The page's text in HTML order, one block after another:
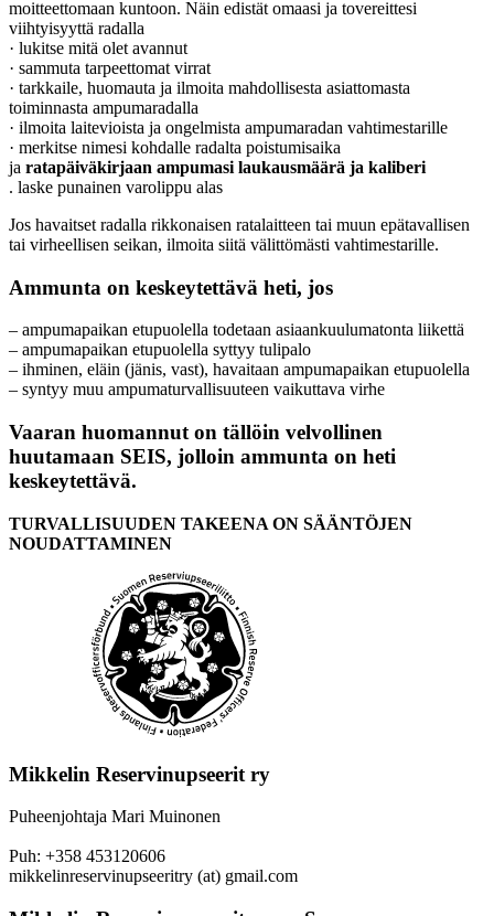
moitteettomaan kuntoon. Näin edistät omaasi ja tovereittesi
viihtyisyyttä radalla
· lukitse mitä olet avannut
· sammuta tarpeettomat virrat
· tarkkaile, huomauta ja ilmoita mahdollisesta asiattomasta
toiminnasta ampumaradalla
· ilmoita laitevioista ja ongelmista ampumaradan vahtimestarille
· merkitse nimesi kohdalle radalta poistumisaika
ja ratapäiväkirjaan ampumasi laukausmäärä ja kaliberi
. laske punainen varolippu alas
Jos havaitset radalla rikkonaisen ratalaitteen tai muun epätavallisen
tai virheellisen seikan, ilmoita siitä välittömästi vahtimestarille.
Ammunta on keskeytettävä heti, jos
– ampumapaikan etupuolella todetaan asiaankuulumatonta liikettä
– ampumapaikan etupuolella syttyy tulipalo
– ihminen, eläin (jänis, vast), havaitaan ampumapaikan etupuolella
– syntyy muu ampumaturvallisuuteen vaikuttava virhe
Vaaran huomannut on tällöin velvollinen
huutamaan SEIS, jolloin ammunta on heti
keskeytettävä.
TURVALLISUUDEN TAKEENA ON SÄÄNTÖJEN
NOUDATTAMINEN
Mikkelin Reservinupseerit ry
Puheenjohtaja Mari Muinonen
Puh: +358 453120606
mikkelinreservinupseeritry (at) gmail.com